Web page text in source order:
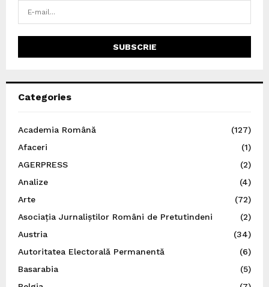
Categories
Academia Română
(127)
Afaceri
(1)
AGERPRESS
(2)
Analize
(4)
Arte
(72)
Asociația Jurnaliștilor Români de Pretutindeni
(2)
Austria
(34)
Autoritatea Electorală Permanentă
(6)
Basarabia
(5)